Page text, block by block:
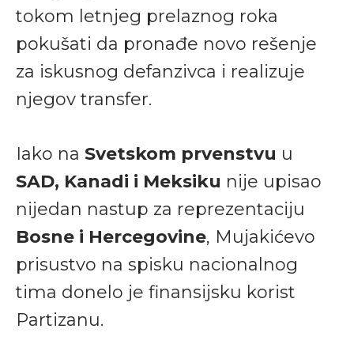
tokom letnjeg prelaznog roka
pokušati da pronađe novo rešenje
za iskusnog defanzivca i realizuje
njegov transfer.
Iako na Svetskom prvenstvu u
SAD, Kanadi i Meksiku nije upisao
nijedan nastup za reprezentaciju
Bosne i Hercegovine, Mujakićevo
prisustvo na spisku nacionalnog
tima donelo je finansijsku korist
Partizanu.